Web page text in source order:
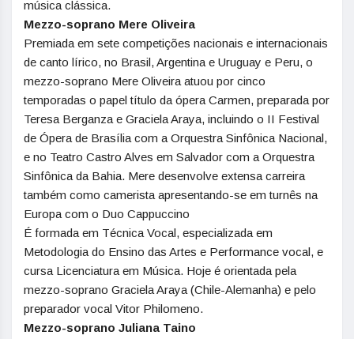
música clássica.
Mezzo-soprano Mere Oliveira
Premiada em sete competições nacionais e internacionais
de canto lírico, no Brasil, Argentina e Uruguay e Peru, o
mezzo-soprano Mere Oliveira atuou por cinco
temporadas o papel título da ópera Carmen, preparada por
Teresa Berganza e Graciela Araya, incluindo o II Festival
de Ópera de Brasília com a Orquestra Sinfônica Nacional,
e no Teatro Castro Alves em Salvador com a Orquestra
Sinfônica da Bahia. Mere desenvolve extensa carreira
também como camerista apresentando-se em turnês na
Europa com o Duo Cappuccino
É formada em Técnica Vocal, especializada em
Metodologia do Ensino das Artes e Performance vocal, e
cursa Licenciatura em Música. Hoje é orientada pela
mezzo-soprano Graciela Araya (Chile-Alemanha) e pelo
preparador vocal Vitor Philomeno.
Mezzo-soprano Juliana Taino